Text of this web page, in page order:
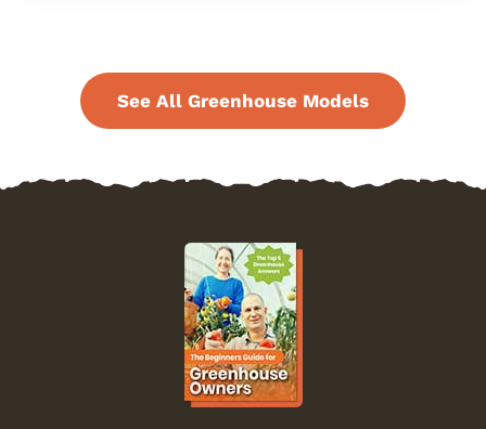
See All Greenhouse Models